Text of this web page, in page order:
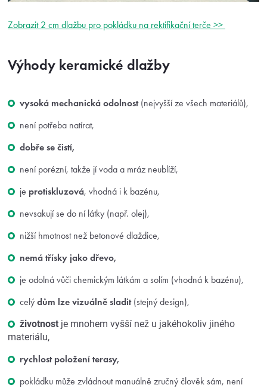
Zobrazit 2 cm dlažbu pro pokládku na rektifikační terče >>
Výhody keramické dlažby
vysoká mechanická odolnost(nejvyšší ze všech materiálů),
není potřeba natírat,
dobře se čistí,
není porézní, takže jí voda a mráz neublíží,
je protiskluzová, vhodná i k bazénu,
nevsakují se do ní látky (např. olej),
nižší hmotnost než betonové dlaždice,
nemá třísky jako dřevo,
je odolná vůči chemickým látkám a solím (vhodná k bazénu),
celý dům lze vizuálně sladit(stejný design),
životnost je mnohem vyšší než u jakéhokoliv jiného
materiálu,
rychlost položení terasy,
pokládku může zvládnout manuálně zručný člověk sám, není